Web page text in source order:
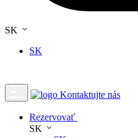
SK
SK
Kontaktujte nás
Rezervovať
SK